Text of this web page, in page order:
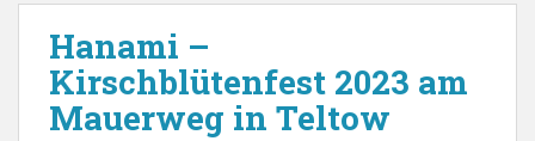
Hanami –
Kirschblütenfest 2023 am
Mauerweg in Teltow